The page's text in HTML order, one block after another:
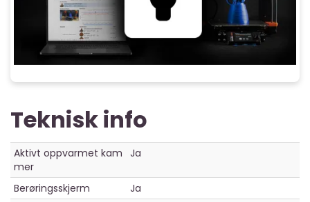
Teknisk info
Aktivt oppvarmet kam
mer
Ja
Berøringsskjerm
Ja